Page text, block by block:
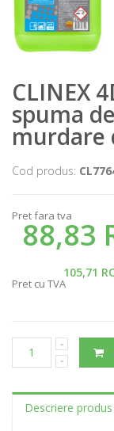
CLINEX
spuma
murdare
Cod produs:
Pret fara tva
88,83
105,71
Pret cu TVA
Descriere produs